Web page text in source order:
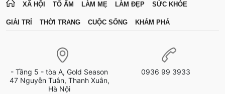
XÃ HỘI TỔ ẤM LÀM MẸ LÀM ĐẸP SỨC KHỎE
GIẢI TRÍ THỜI TRANG CUỘC SỐNG KHÁM PHÁ
- Tầng 5 - tòa A, Gold Season
47 Nguyễn Tuân, Thanh Xuân,
Hà Nội
0936 99 3933